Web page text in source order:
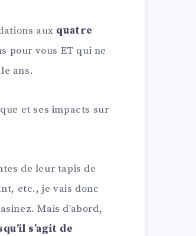
aux quatre
pour vous ET qui ne
ans.
et ses impacts sur
de leur tapis de
etc., je vais donc
Mais d’abord,
s’agit de